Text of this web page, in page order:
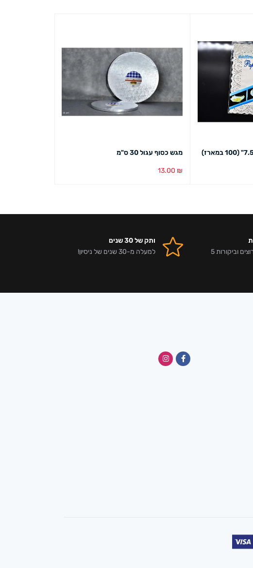
מגש כסוף עגול 30 ס"מ
13.00 ₪
אלפי לקוחות מרוצים וביקורות 5
ותק של 30 שנים
למעלה מ-30 שנים של ניסיון!